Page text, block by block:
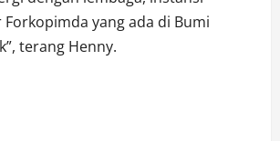
yang ada di Bumi
terang Henny.